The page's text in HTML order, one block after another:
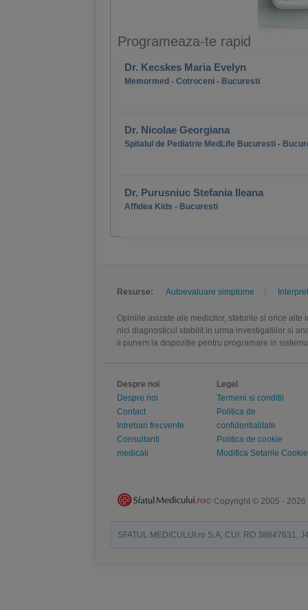
Programeaza-te rapid
Dr. Kecskes Maria Evelyn
Memormed - Cotroceni - Bucuresti
Dr. Nicolae Georgiana
Spitalul de Pediatrie MedLife Bucuresti -
Dr. Purusniuc Stefania Ileana
Affidea Kids - Bucuresti
Resurse: Autoevaluare simptome
Opiniile avizate ale medicilor, sfaturile si orice
nici diagnosticul stabilit in urma investigatiilor si
ii punem la dispozitie pentru programare in
Despre noi
Despre noi
Contact
Intrebari frecvente
Consultanti
medicali
Legal
Termeni si conditii
Politica de
confidentialitate
Politica de cookie
Modifica Setarile Cookie
© Copyright © 2005 - 2026
SFATUL MEDICULUI.ro S.A, CUI: RO 38847631,